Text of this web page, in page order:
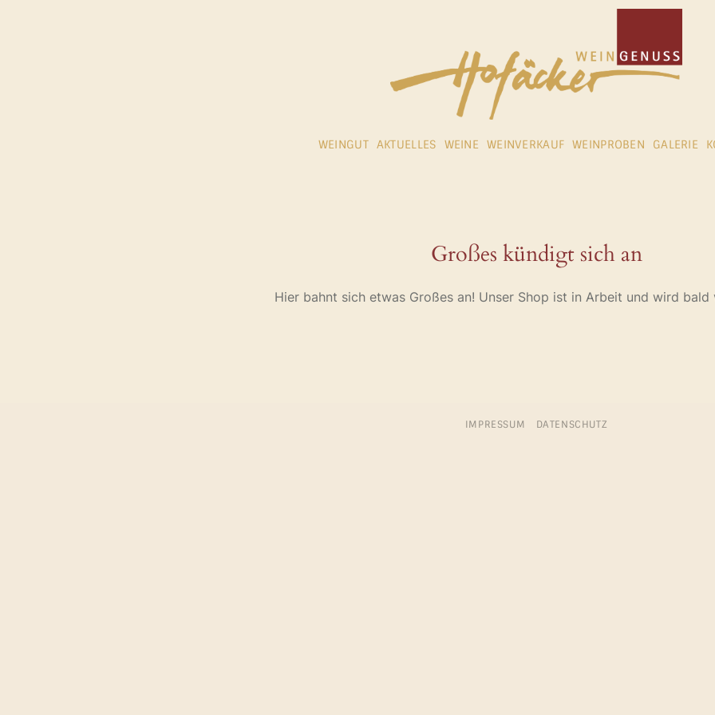
WEINGUT AKTUELLES WEINE WEINVERKAUF WEINPROBEN GALERIE
Großes kündigt sich an
Hier bahnt sich etwas Großes an! Unser Shop ist in Arbeit und wird
IMPRESSUM DATENSCHUTZ